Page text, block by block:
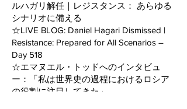
ルハガリ解任｜レジスタンス： あらゆる
シナリオに備える
☆LIVE BLOG: Daniel Hagari Dismissed |
Resistance: Prepared for All Scenarios –
Day 518
☆エマヌエル・トッドへのインタビュ
ー：「私は世界史の過程におけるロシア
の役割に注目してきた」